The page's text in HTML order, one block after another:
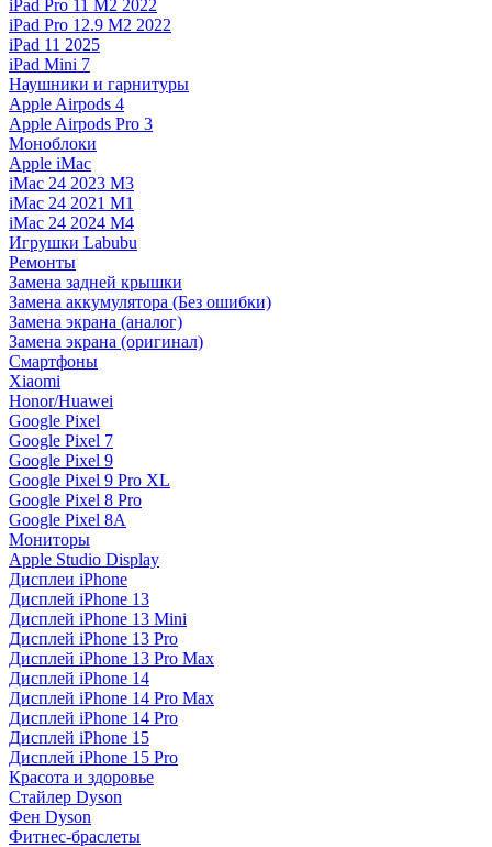
iPad Pro 11 M2 2022
iPad Pro 12.9 M2 2022
iPad 11 2025
iPad Mini 7
Наушники и гарнитуры
Apple Airpods 4
Apple Airpods Pro 3
Моноблоки
Apple iMac
iMac 24 2023 M3
iMac 24 2021 M1
iMac 24 2024 M4
Игрушки Labubu
Ремонты
Замена задней крышки
Замена аккумулятора (Без ошибки)
Замена экрана (аналог)
Замена экрана (оригинал)
Смартфоны
Xiaomi
Honor/Huawei
Google Pixel
Google Pixel 7
Google Pixel 9
Google Pixel 9 Pro XL
Google Pixel 8 Pro
Google Pixel 8A
Мониторы
Apple Studio Display
Дисплеи iPhone
Дисплей iPhone 13
Дисплей iPhone 13 Mini
Дисплей iPhone 13 Pro
Дисплей iPhone 13 Pro Max
Дисплей iPhone 14
Дисплей iPhone 14 Pro Max
Дисплей iPhone 14 Pro
Дисплей iPhone 15
Дисплей iPhone 15 Pro
Красота и здоровье
Стайлер Dyson
Фен Dyson
Фитнес-браслеты